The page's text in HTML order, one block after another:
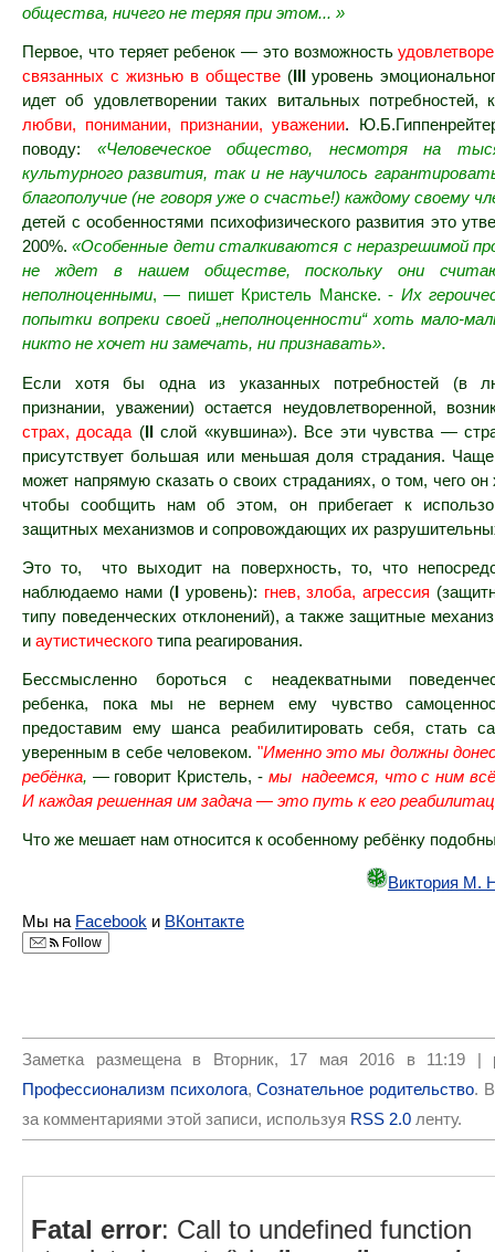
общества, ничего не теряя при этом... »
Первое, что теряет ребенок — это возможность
связанных с жизнью в обществе (ΙΙΙуровень
идет об удовлетворении таких витальных потребностей,
любви, понимании, признании, уважении.
поводу: «Человеческое общество, несмотря на
культурного развития, так и не научилось
благополучие (не говоря уже о счастье!) каждому своему
детей с особенностями психофизического развития это
200%.«Особенные дети сталкиваются с неразрешимой
не ждет в нашем обществе, поскольку они
неполноценными, — пишет Кристель Манске. - Их
попытки вопреки своей „неполноценности“ хоть мало-
никто не хочет ни замечать, ни признавать».
Если хотя бы одна из указанных потребностей (в
признании, уважении) остается неудовлетворенной,
страх, досада (ΙΙслой «кувшина»). Все эти чувства —
присутствует большая или меньшая доля страдания.
может напрямую сказать о своих страданиях, о том, чего он
чтобы сообщить нам об этом, он прибегает к
защитных механизмов и сопровождающих их
Это то, что выходит на поверхность, то, что
наблюдаемо нами (Ιуровень): гнев, злоба, агрессия
типу поведенческих отклонений), а также защитные
и аутистического типа реагирования.
Бессмысленно бороться с неадекватными
ребенка, пока мы не вернем ему чувство
предоставим ему шанса реабилитировать себя, стать
уверенным в себе человеком. "Именно это мы должны
ребёнка, — говорит Кристель, - мы надеемся, что с ним
И каждая решенная им задача — это путь к его
Что же мешает нам относится к особенному ребёнку
Виктория М.
Мы на Facebook и ВКонтакте
Follow
Заметка размещена в Вторник, 17 мая 2016 в 11:19 |
Профессионализм психолога,Сознательное родительство.
за комментариями этой записи, используя RSS 2.0 ленту.
Fatal error: Call to undefined function